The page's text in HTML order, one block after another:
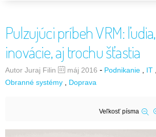
Pulzujúci príbeh VRM: ľudia,
inovácie, aj trochu šťastia
Autor Juraj Filin máj 2016 - Podnikanie IT
Obranné systémy
Doprava
Veľkosť písma